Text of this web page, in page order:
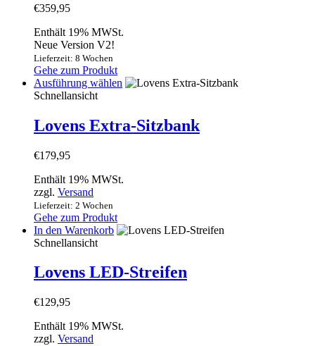
€359,95
Enthält 19% MWSt.
Neue Version V2!
Lieferzeit: 8 Wochen
Gehe zum Produkt
Ausführung wählen Dieses
mehrere
Varianten
Produktseite
gewählt
Schnellansicht
Lovens Extra-Sitzbank
€179,95
Enthält 19% MWSt.
zzgl. Versand
Lieferzeit: 2 Wochen
Gehe zum Produkt
In den Warenkorb
Schnellansicht
Lovens LED-Streifen
€129,95
Enthält 19% MWSt.
zzgl. Versand